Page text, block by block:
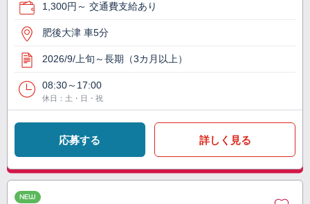
1,300円～ 交通費支給あり
肥後大津 車5分
2026/9/上旬～長期（3カ月以上）
08:30～17:00
休日：土・日・祝
応募する 詳しく見る
NEW